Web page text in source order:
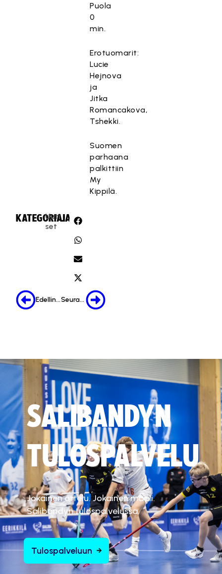
Puola
0
min.
Erotuomarit:
Lucie
Hejnova
ja
Jitka
Romancakova,
Tshekki.
Suomen
parhaana
palkittiin
My
Kippilä.
KATEGORIA:
Uuti
set
JAA:
Edellinen Seuraava
SALIBANDYN
TULOSPALVELU
Jokainen ottelu. Jokainen maali.
Salibandyn tulospalvelussa.
Tulospalveluun